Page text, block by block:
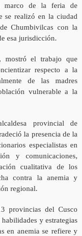
marco de la feria de
se realizó en la ciudad
Chumbivilcas con la
esa jurisdicción.
mostró el trabajo que
respecto a la
de las madres
vulnerable a la
provincial de
la presencia de la
especialistas en
y comunicaciones,
cualitativa de los
contra la anemia y
regional.
provincias del Cusco
y estrategias
en anemia se refiere y